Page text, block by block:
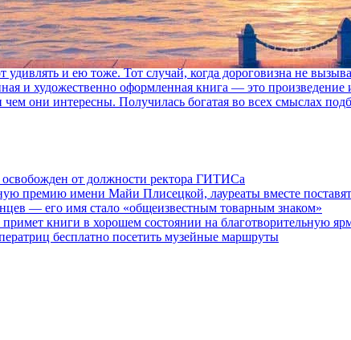
Петербурга?
и ею тоже. Тот случай, когда дороговизна не
и художественно оформленная книга — это
они интересны. Получилась богатая во всех смыслах
от должности ректора ГИТИСа
премию имени Майи Плисецкой, лауреаты вместе
— его имя стало «общеизвестным товарным знаком»
книги в хорошем состоянии на благотворительную
бесплатно посетить музейные маршруты